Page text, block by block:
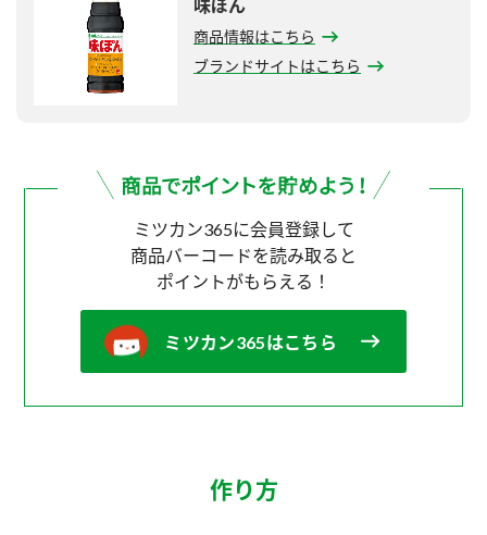
味ぽん
商品情報はこちら
ブランドサイトはこちら
ミツカン365に会員登録して
商品バーコードを読み取ると
ポイントがもらえる！
ミツカン365はこちら
作り方